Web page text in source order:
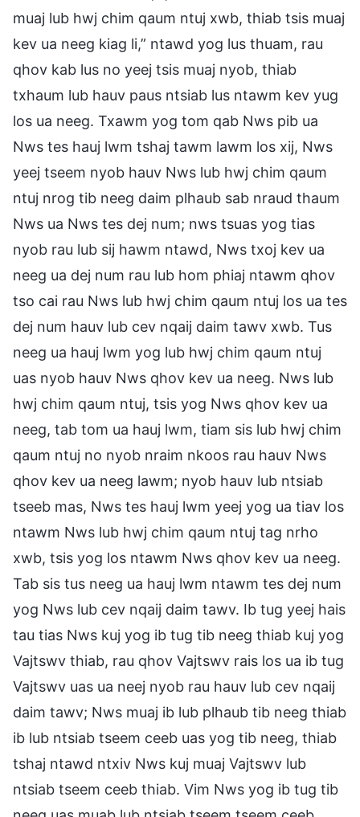
muaj lub hwj chim qaum ntuj xwb, thiab tsis muaj
kev ua neeg kiag li,” ntawd yog lus thuam, rau
qhov kab lus no yeej tsis muaj nyob, thiab
txhaum lub hauv paus ntsiab lus ntawm kev yug
los ua neeg. Txawm yog tom qab Nws pib ua
Nws tes hauj lwm tshaj tawm lawm los xij, Nws
yeej tseem nyob hauv Nws lub hwj chim qaum
ntuj nrog tib neeg daim plhaub sab nraud thaum
Nws ua Nws tes dej num; nws tsuas yog tias
nyob rau lub sij hawm ntawd, Nws txoj kev ua
neeg ua dej num rau lub hom phiaj ntawm qhov
tso cai rau Nws lub hwj chim qaum ntuj los ua tes
dej num hauv lub cev nqaij daim tawv xwb. Tus
neeg ua hauj lwm yog lub hwj chim qaum ntuj
uas nyob hauv Nws qhov kev ua neeg. Nws lub
hwj chim qaum ntuj, tsis yog Nws qhov kev ua
neeg, tab tom ua hauj lwm, tiam sis lub hwj chim
qaum ntuj no nyob nraim nkoos rau hauv Nws
qhov kev ua neeg lawm; nyob hauv lub ntsiab
tseeb mas, Nws tes hauj lwm yeej yog ua tiav los
ntawm Nws lub hwj chim qaum ntuj tag nrho
xwb, tsis yog los ntawm Nws qhov kev ua neeg.
Tab sis tus neeg ua hauj lwm ntawm tes dej num
yog Nws lub cev nqaij daim tawv. Ib tug yeej hais
tau tias Nws kuj yog ib tug tib neeg thiab kuj yog
Vajtswv thiab, rau qhov Vajtswv rais los ua ib tug
Vajtswv uas ua neej nyob rau hauv lub cev nqaij
daim tawv; Nws muaj ib lub plhaub tib neeg thiab
ib lub ntsiab tseem ceeb uas yog tib neeg, thiab
tshaj ntawd ntxiv Nws kuj muaj Vajtswv lub
ntsiab tseem ceeb thiab. Vim Nws yog ib tug tib